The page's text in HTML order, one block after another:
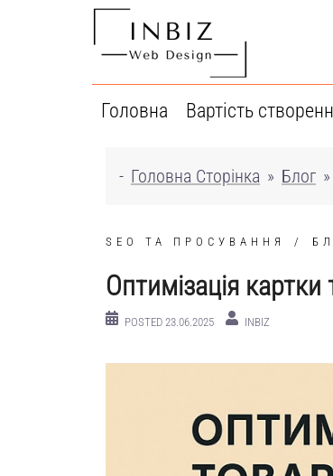
Головна Вартість
- Головна Сторінка » Блог »
SEO ТА ПРОСУВАННЯ
Оптимізація
POSTED 23.06.2025 INBIZ